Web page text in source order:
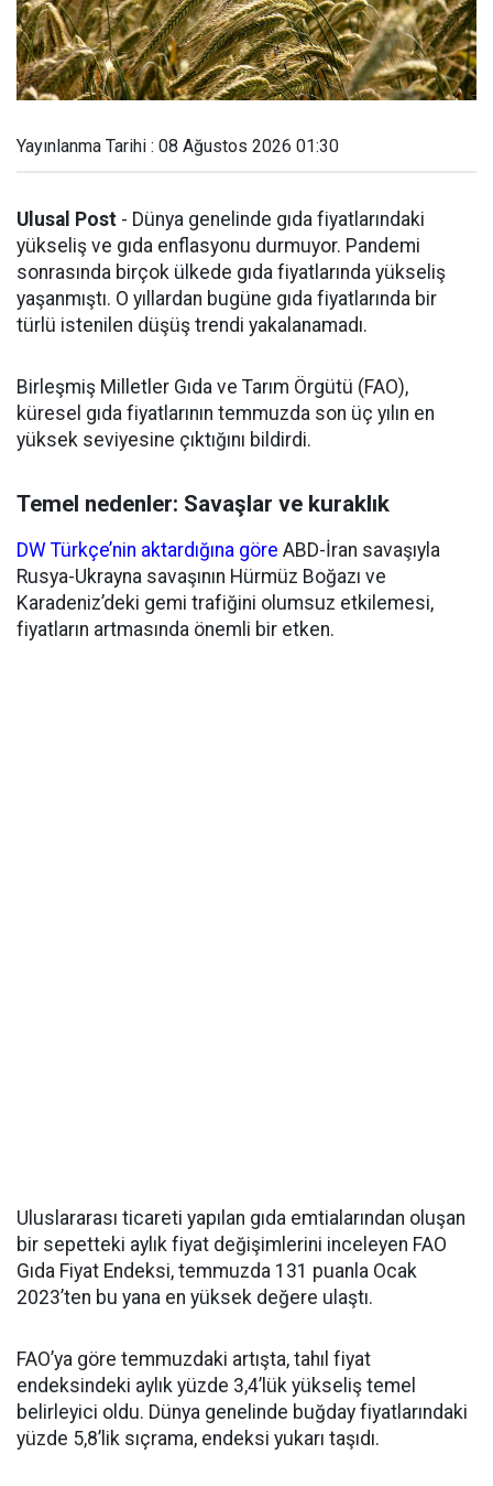
Yayınlanma Tarihi : 08 Ağustos 2026 01:30
Ulusal Post - Dünya genelinde gıda fiyatlarındaki
yükseliş ve gıda enflasyonu durmuyor. Pandemi
sonrasında birçok ülkede gıda fiyatlarında yükseliş
yaşanmıştı. O yıllardan bugüne gıda fiyatlarında bir
türlü istenilen düşüş trendi yakalanamadı.
Birleşmiş Milletler Gıda ve Tarım Örgütü (FAO),
küresel gıda fiyatlarının temmuzda son üç yılın en
yüksek seviyesine çıktığını bildirdi.
Temel nedenler: Savaşlar ve kuraklık
DW Türkçe’nin aktardığına göre ABD-İran savaşıyla
Rusya-Ukrayna savaşının Hürmüz Boğazı ve
Karadeniz’deki gemi trafiğini olumsuz etkilemesi,
fiyatların artmasında önemli bir etken.
Uluslararası ticareti yapılan gıda emtialarından oluşan
bir sepetteki aylık fiyat değişimlerini inceleyen FAO
Gıda Fiyat Endeksi, temmuzda 131 puanla Ocak
2023’ten bu yana en yüksek değere ulaştı.
FAO’ya göre temmuzdaki artışta, tahıl fiyat
endeksindeki aylık yüzde 3,4’lük yükseliş temel
belirleyici oldu. Dünya genelinde buğday fiyatlarındaki
yüzde 5,8’lik sıçrama, endeksi yukarı taşıdı.